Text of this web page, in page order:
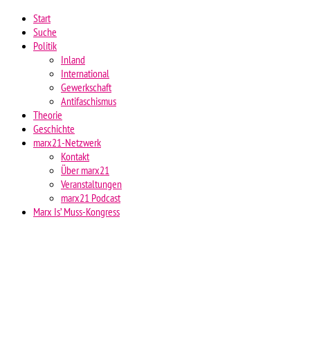
Start
Suche
Politik
Inland
International
Gewerkschaft
Antifaschismus
Theorie
Geschichte
marx21-Netzwerk
Kontakt
Über marx21
Veranstaltungen
marx21 Podcast
Marx Is’ Muss-Kongress